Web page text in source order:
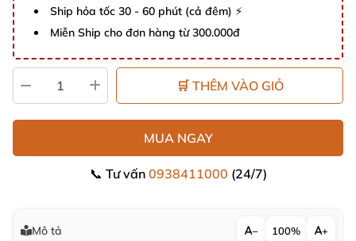
Ship hỏa tốc 30 - 60 phút (cả đêm) ⚡
Miễn Ship cho đơn hàng từ 300.000đ
🛒 THÊM VÀO GIỎ
MUA NGAY
📞 Tư vấn 0938411000 (24/7)
Mô tả − 100% +